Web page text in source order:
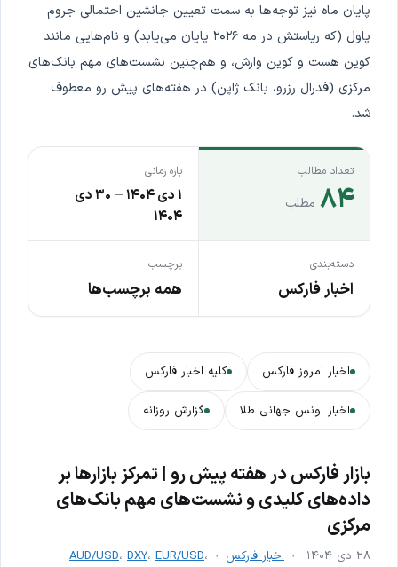
پایان ماه نیز توجه‌ها به سمت تعیین جانشین احتمالی جروم
پاول (که ریاستش در مه ۲۰۲۶ پایان می‌یابد) و نام‌هایی مانند
کوین هست و کوین وارش، و هم‌چنین نشست‌های مهم بانک‌های
مرکزی (فدرال رزرو، بانک ژاپن) در هفته‌های پیش رو معطوف
شد.
تعداد مطالب
۸۴ مطلب
بازه زمانی
۱ دی ۱۴۰۴ –
۳۰ دی
۱۴۰۴
دسته‌بندی
اخبار فارکس
برچسب
همه برچسب‌ها
اخبار امروز فارکس کلیه اخبار فارکس
اخبار اونس جهانی طلا گزارش روزانه
بازار فارکس در هفته پیش رو | تمرکز بازارها بر
داده‌های کلیدی و نشست‌های مهم بانک‌های
مرکزی
۲۸ دی ۱۴۰۴ اخبار فارکس AUD/USD، DXY، EUR/USD،